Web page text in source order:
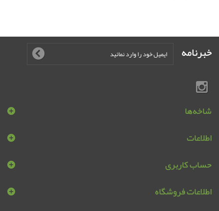
خبرنامه
شاخه‌ها
اطلاعات
حساب کاربری
اطلاعات فروشگاه